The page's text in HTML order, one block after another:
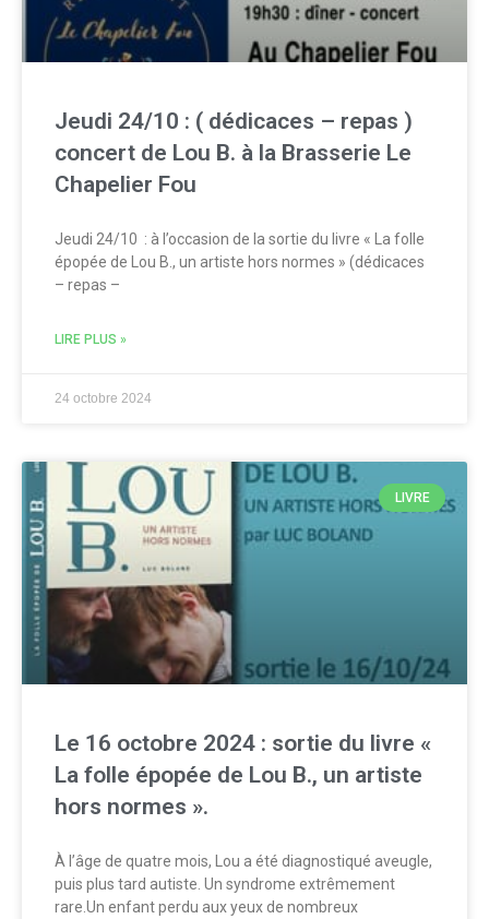
Jeudi 24/10 : ( dédicaces – repas )
concert de Lou B. à la Brasserie Le
Chapelier Fou
Jeudi 24/10 : à l’occasion de la sortie du livre « La folle
épopée de Lou B., un artiste hors normes » (dédicaces
– repas –
LIRE PLUS »
24 octobre 2024
LIVRE
Le 16 octobre 2024 : sortie du livre «
La folle épopée de Lou B., un artiste
hors normes ».
À l’âge de quatre mois, Lou a été diagnostiqué aveugle,
puis plus tard autiste. Un syndrome extrêmement
rare.Un enfant perdu aux yeux de nombreux